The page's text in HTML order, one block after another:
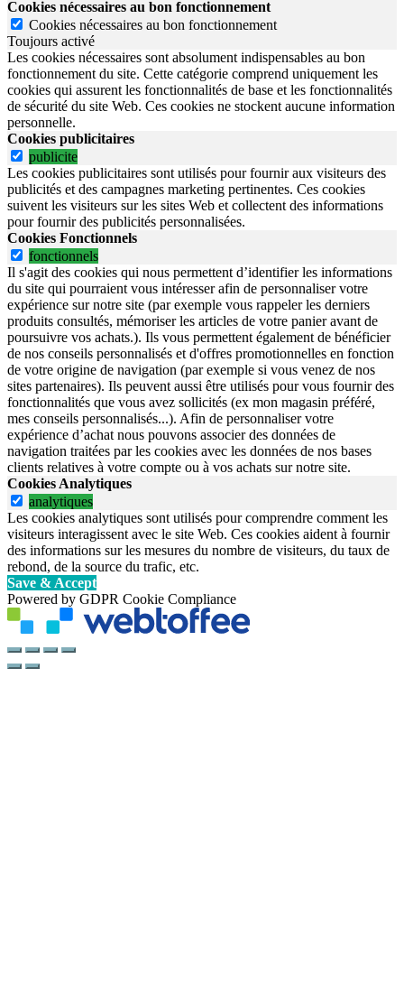
Cookies nécessaires au bon fonctionnement
Cookies nécessaires au bon fonctionnement
Toujours activé
Les cookies nécessaires sont absolument indispensables au bon
fonctionnement du site. Cette catégorie comprend uniquement les
cookies qui assurent les fonctionnalités de base et les fonctionnalités
de sécurité du site Web. Ces cookies ne stockent aucune information
personnelle.
Cookies publicitaires
publicite
Les cookies publicitaires sont utilisés pour fournir aux visiteurs des
publicités et des campagnes marketing pertinentes. Ces cookies
suivent les visiteurs sur les sites Web et collectent des informations
pour fournir des publicités personnalisées.
Cookies Fonctionnels
fonctionnels
Il s'agit des cookies qui nous permettent d’identifier les informations
du site qui pourraient vous intéresser afin de personnaliser votre
expérience sur notre site (par exemple vous rappeler les derniers
produits consultés, mémoriser les articles de votre panier avant de
poursuivre vos achats.). Ils vous permettent également de bénéficier
de nos conseils personnalisés et d'offres promotionnelles en fonction
de votre origine de navigation (par exemple si vous venez de nos
sites partenaires). Ils peuvent aussi être utilisés pour vous fournir des
fonctionnalités que vous avez sollicités (ex mon magasin préféré,
mes conseils personnalisés...). Afin de personnaliser votre
expérience d’achat nous pouvons associer des données de
navigation traitées par les cookies avec les données de nos bases
clients relatives à votre compte ou à vos achats sur notre site.
Cookies Analytiques
analytiques
Les cookies analytiques sont utilisés pour comprendre comment les
visiteurs interagissent avec le site Web. Ces cookies aident à fournir
des informations sur les mesures du nombre de visiteurs, du taux de
rebond, de la source du trafic, etc.
Save & Accept
Powered by GDPR Cookie Compliance